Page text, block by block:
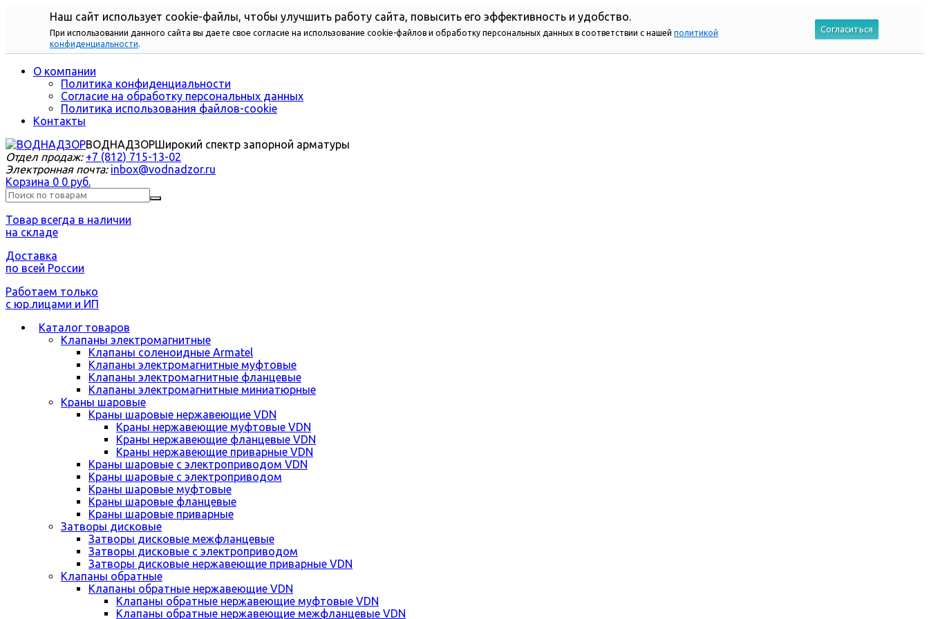
Наш сайт использует cookie-файлы, чтобы улучшить работу сайта, повысить его эффективность и удобство.
При использовании данного сайта вы даете свое согласие на использование cookie-файлов и обработку персональных данных в соответствии с нашей политикой
конфиденциальности.
Согласиться
О компании
Политика конфиденциальности
Согласие на обработку персональных данных
Политика использования файлов-cookie
Контакты
ВОДНАДЗОРШирокий спектр запорной арматуры
Отдел продаж: +7 (812) 715-13-02
Электронная почта: inbox@vodnadzor.ru
Корзина 0 0 руб.
Товар всегда в наличии
на складе
Доставка
по всей России
Работаем только
с юр.лицами и ИП
Каталог товаров
Клапаны электромагнитные
Клапаны соленоидные Armatel
Клапаны электромагнитные муфтовые
Клапаны электромагнитные фланцевые
Клапаны электромагнитные миниатюрные
Краны шаровые
Краны шаровые нержавеющие VDN
Краны нержавеющие муфтовые VDN
Краны нержавеющие фланцевые VDN
Краны нержавеющие приварные VDN
Краны шаровые с электроприводом VDN
Краны шаровые с электроприводом
Краны шаровые муфтовые
Краны шаровые фланцевые
Краны шаровые приварные
Затворы дисковые
Затворы дисковые межфланцевые
Затворы дисковые с электроприводом
Затворы дисковые нержавеющие приварные VDN
Клапаны обратные
Клапаны обратные нержавеющие VDN
Клапаны обратные нержавеющие муфтовые VDN
Клапаны обратные нержавеющие межфланцевые VDN